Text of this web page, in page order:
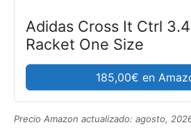
Adidas Cross It Ctrl
Racket One Size
185,00€ en
Precio Amazon actualizado: agosto,